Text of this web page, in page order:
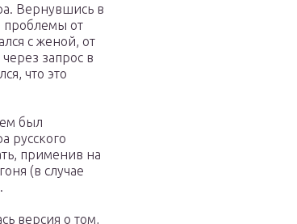
Вернувшись в
проблемы от
с женой, от
запрос в
что это
был
русского
применив на
(в случае
версия о том,